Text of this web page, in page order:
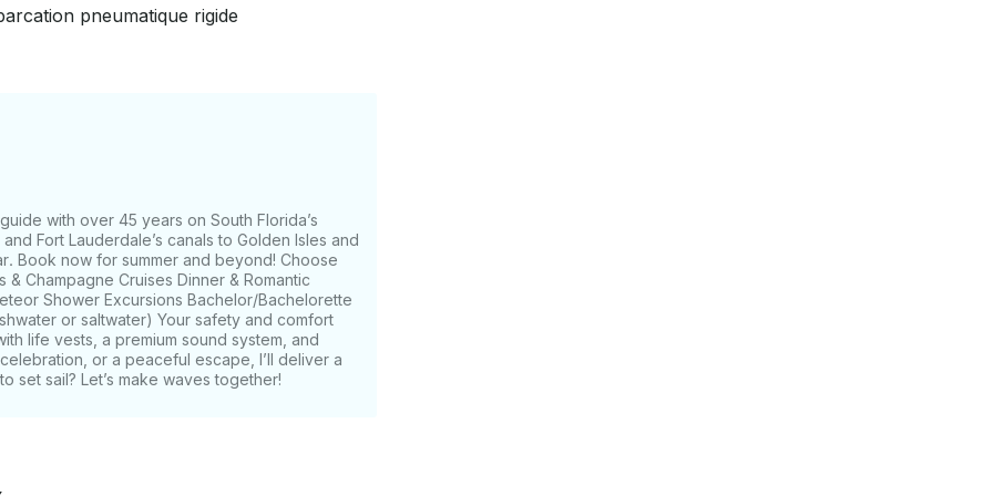
stockées sur demande. Nos
votre durée et
Parties : musique, soleil, sable et
de vie de
les moments marquants avec une
moulinets et détente inclus.
demande spéciale. - Recevez
se remplit
pour obtenir la date que vous
dans le sud de la Floride !
pneumatique rigide
with over 45 years on South Florida’s
Fort Lauderdale’s canals to Golden Isles and
Book now for summer and beyond! Choose
Champagne Cruises Dinner & Romantic
Shower Excursions Bachelor/Bachelorette
or saltwater) Your safety and comfort
life vests, a premium sound system, and
or a peaceful escape, I’ll deliver a
set sail? Let’s make waves together!